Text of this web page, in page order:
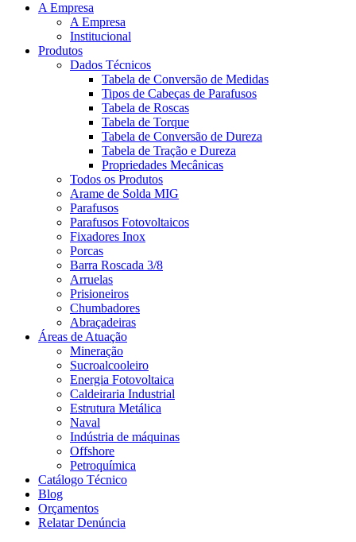
A Empresa
A Empresa
Institucional
Produtos
Dados Técnicos
Tabela de Conversão de Medidas
Tipos de Cabeças de Parafusos
Tabela de Roscas
Tabela de Torque
Tabela de Conversão de Dureza
Tabela de Tração e Dureza
Propriedades Mecânicas
Todos os Produtos
Arame de Solda MIG
Parafusos
Parafusos Fotovoltaicos
Fixadores Inox
Porcas
Barra Roscada 3/8
Arruelas
Prisioneiros
Chumbadores
Abraçadeiras
Áreas de Atuação
Mineração
Sucroalcooleiro
Energia Fotovoltaica
Caldeiraria Industrial
Estrutura Metálica
Naval
Indústria de máquinas
Offshore
Petroquímica
Catálogo Técnico
Blog
Orçamentos
Relatar Denúncia